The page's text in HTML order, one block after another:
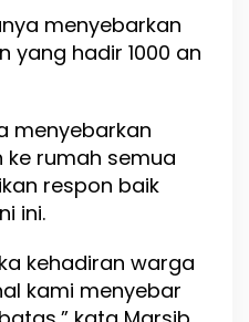
e
T
u
k
a
menyebarkan
yang hadir 1000 an
menyebarkan
rumah semua
respon baik
ini.
kehadiran warga
kami menyebar